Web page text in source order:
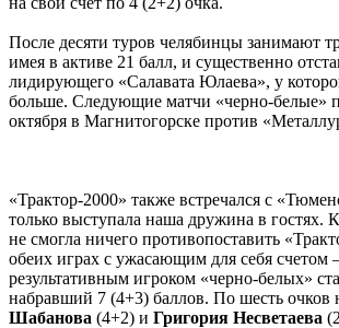
После десяти туров челябинцы занимают
имея в активе 21 балл, и существенно
лидирующего «Салавата Юлаева», у
больше. Следующие матчи «черно-белые»
октября в Магнитогорске против
«Трактор-2000» также встречался с
только выступала наша дружина в гостях.
не смогла ничего противопоставить
обеих играх с ужасающим для себя
результативным игроком «черно-белых»
набравший 7 (4+3) баллов. По шесть очков
Шабанова (4+2) и Григория Несветаева